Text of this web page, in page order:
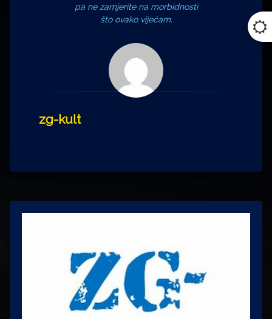
pa ne zamjerite na morbidnosti
što ovako vijećam.
zg-kult